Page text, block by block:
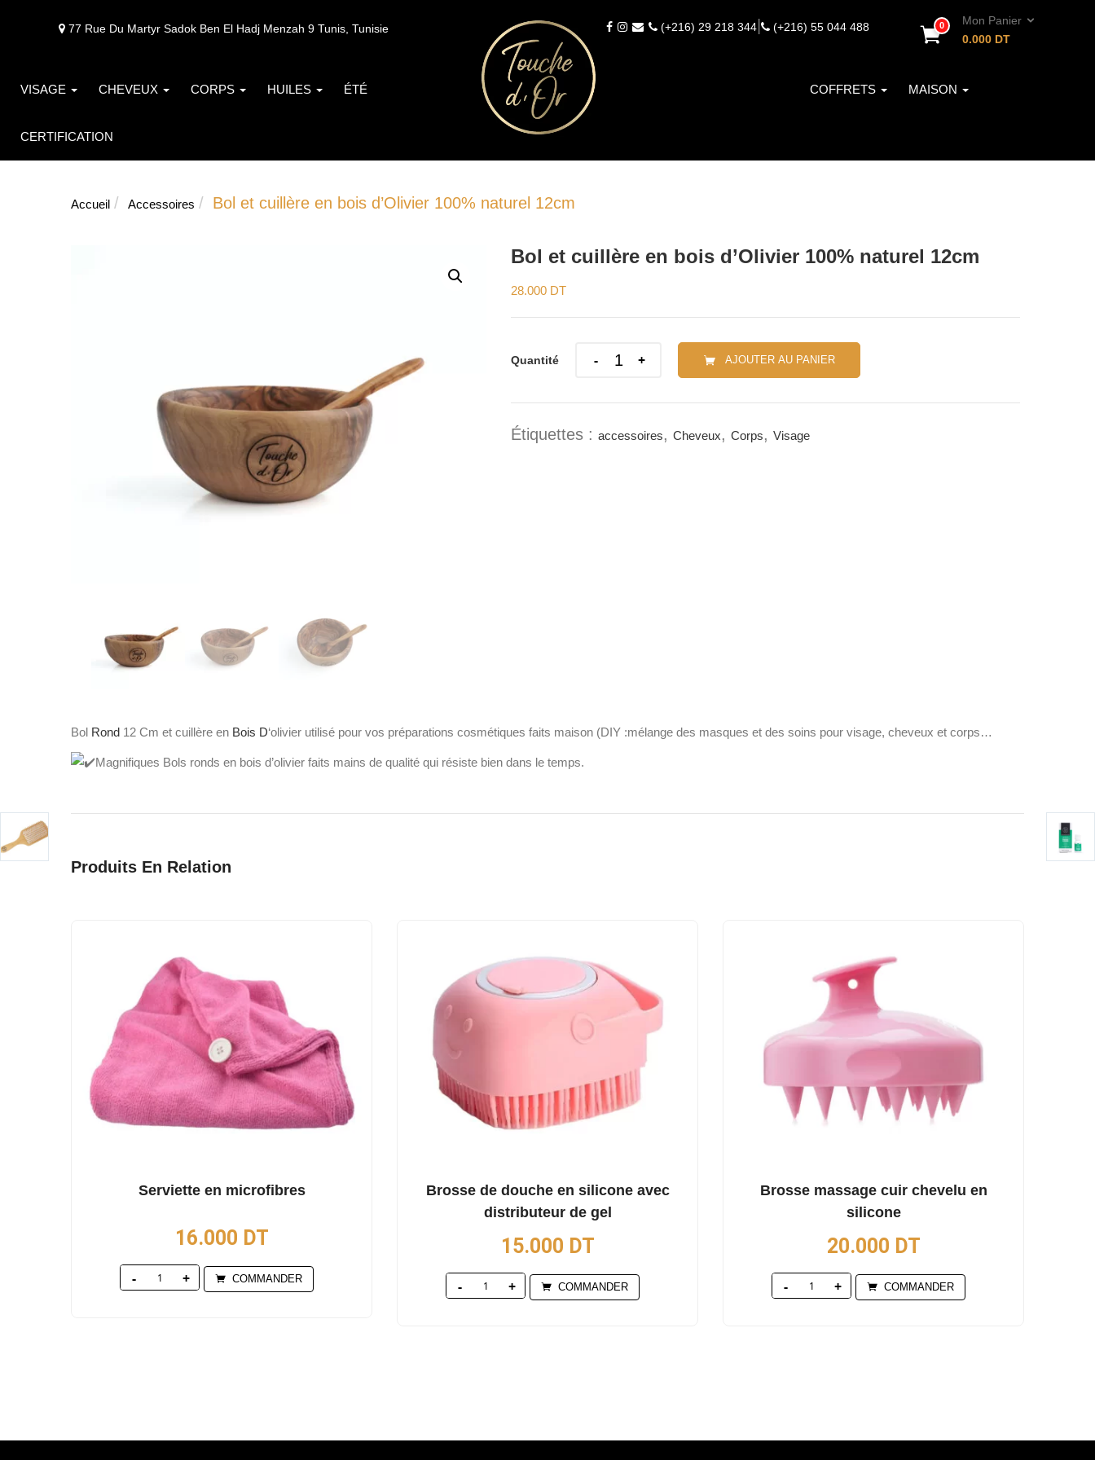
77 Rue Du Martyr Sadok Ben El Hadj Menzah 9 Tunis, Tunisie (+216) 29 218 344 (+216) 55 044 488 0
Mon Panier
0.000 DT
VISAGE CHEVEUX CORPS HUILES ÉTÉ COFFRETS MAISON
CERTIFICATION
Accueil Accessoires Bol et cuillère en bois d’Olivier 100% naturel 12cm
Bol et cuillère en bois d’Olivier 100% naturel 12cm
28.000 DT
Quantité Quantity AJOUTER AU PANIER
Étiquettes : accessoires, Cheveux, Corps, Visage
Bol Rond 12 Cm et cuillère en Bois D‘olivier utilisé pour vos préparations cosmétiques faits maison (DIY :mélange des masques et des soins pour visage, cheveux et corps…
Magnifiques Bols ronds en bois d’olivier faits mains de qualité qui résiste bien dans le temps.
Produits En Relation
Serviette en microfibres
16.000 DT
Quantity COMMANDER
Brosse de douche en silicone avec
distributeur de gel
15.000 DT
Quantity COMMANDER
Brosse massage cuir chevelu en
silicone
20.000 DT
Quantity COMMANDER